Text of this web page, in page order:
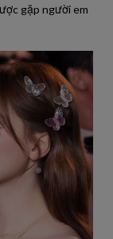
gặp người em